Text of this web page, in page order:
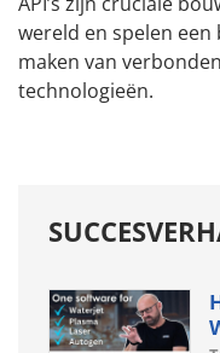
wereld en spelen
maken van
technologieën.